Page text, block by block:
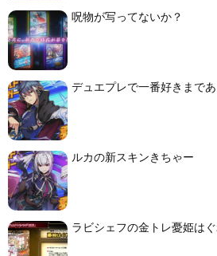
呪物が写ってないか？
デュエプレで一番好きまで
ルカの新スキンきちゃー
ラビシェフの金トレ憂姫は